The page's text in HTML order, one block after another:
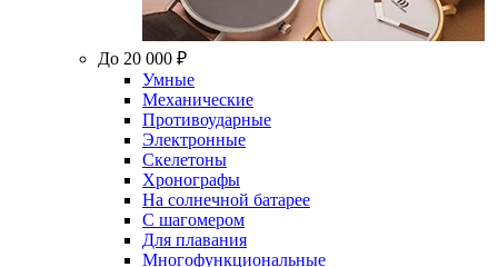
До 20 000 ₽
Умные
Механические
Противоударные
Электронные
Скелетоны
Хронографы
На солнечной батарее
С шагомером
Для плавания
Многофункциональные